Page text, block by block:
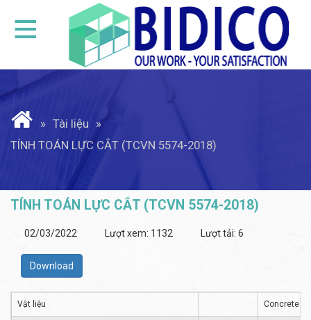
Tài liệu
TÍNH TOÁN LỰC CẮT (TCVN 5574-2018)
TÍNH TOÁN LỰC CẮT (TCVN 5574-2018)
02/03/2022 Lượt xem: 1132 Lượt tải: 6
Download
Vật liệu Concrete: